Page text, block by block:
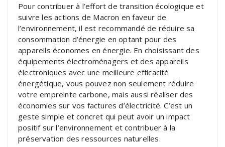
Pour contribuer à l’effort de transition écologique et
suivre les actions de Macron en faveur de
l’environnement, il est recommandé de réduire sa
consommation d’énergie en optant pour des
appareils économes en énergie. En choisissant des
équipements électroménagers et des appareils
électroniques avec une meilleure efficacité
énergétique, vous pouvez non seulement réduire
votre empreinte carbone, mais aussi réaliser des
économies sur vos factures d’électricité. C’est un
geste simple et concret qui peut avoir un impact
positif sur l’environnement et contribuer à la
préservation des ressources naturelles.